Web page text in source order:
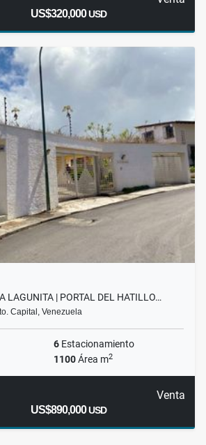
US$320,000USD
LAGUNITA | PORTAL DEL HATILLO…
Capital, Venezuela
6 Estacionamiento
1100Área m2
Venta
US$890,000USD